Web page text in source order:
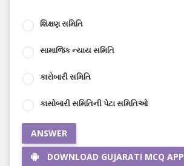
શિક્ષણ સમિતિ
સામાજિક ન્યાય સમિતિ
કારોબારી સમિતિ
કાસોબારી સમિતિની પેટા સમિતિઓ
ANSWER
DOWNLOAD GUJARATI MCQ APP